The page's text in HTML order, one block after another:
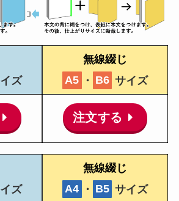
ズ
ズ
無線綴じ
A5 ・ B6 サイズ
注文する
無線綴じ
A4 ・ B5 サイズ